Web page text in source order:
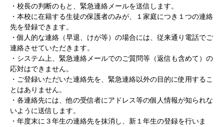
・校長の判断のもと、緊急連絡メールを送信します。
・本校に在籍する生徒の保護者のみが、１家庭につき１つの連絡
先を登録できます。
・個人的な連絡（早退、けが等）の場合には、従来通り電話でご
連絡させていただきます。
・システム上、緊急連絡メールでのご質問等（返信も含めて）の
応対はできません。
・ご登録いただいた連絡先を、緊急連絡以外の目的に使用するこ
とはありません。
・各連絡先には、他の受信者にアドレス等の個人情報が知られな
いように送信します。
・年度末に３年生の連絡先を抹消し、新１年生の登録を行いま